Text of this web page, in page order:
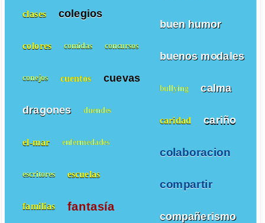
buen humor
buenos modales
bullying calma
caridad cariño
colaboracion
compartir
compañerismo
clases colegios
colores comidas concursos
conejos cuentos cuevas
dragones duendes
el-mar enfermedades
escritores escuelas
familias fantasía